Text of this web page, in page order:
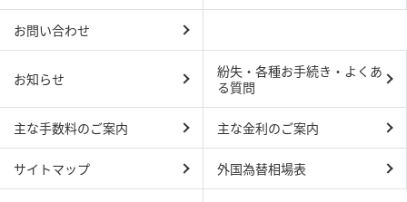
お問い合わせ
お知らせ
紛失・各種お手続き・よくあ
る質問
主な手数料のご案内 主な金利のご案内
サイトマップ 外国為替相場表